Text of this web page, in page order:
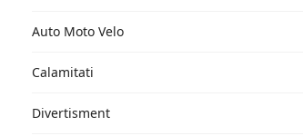
Auto Moto Velo
Calamitati
Divertisment